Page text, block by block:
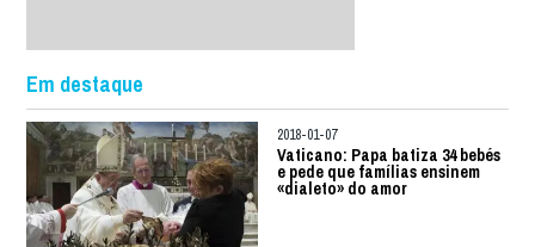
Em destaque
2018-01-07
Vaticano: Papa batiza 34 bebés
e pede que famílias ensinem
«dialeto» do amor